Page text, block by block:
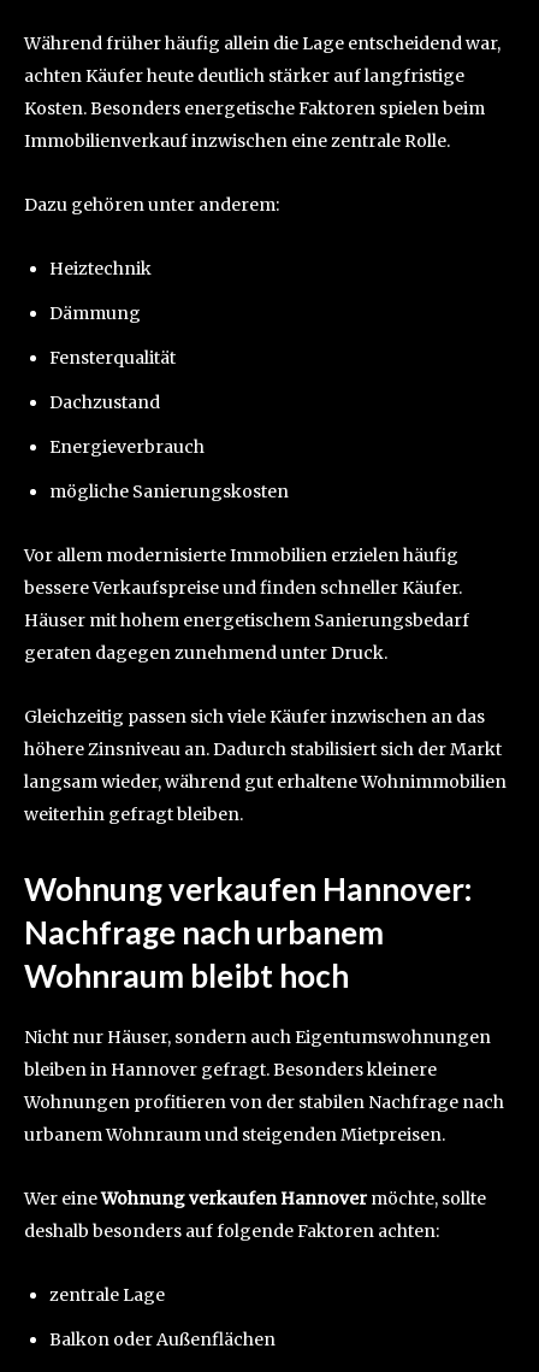
Während früher häufig allein die Lage entscheidend war,
achten Käufer heute deutlich stärker auf langfristige
Kosten. Besonders energetische Faktoren spielen beim
Immobilienverkauf inzwischen eine zentrale Rolle.
Dazu gehören unter anderem:
Heiztechnik
Dämmung
Fensterqualität
Dachzustand
Energieverbrauch
mögliche Sanierungskosten
Vor allem modernisierte Immobilien erzielen häufig
bessere Verkaufspreise und finden schneller Käufer.
Häuser mit hohem energetischem Sanierungsbedarf
geraten dagegen zunehmend unter Druck.
Gleichzeitig passen sich viele Käufer inzwischen an das
höhere Zinsniveau an. Dadurch stabilisiert sich der Markt
langsam wieder, während gut erhaltene Wohnimmobilien
weiterhin gefragt bleiben.
Wohnung verkaufen Hannover:
Nachfrage nach urbanem
Wohnraum bleibt hoch
Nicht nur Häuser, sondern auch Eigentumswohnungen
bleiben in Hannover gefragt. Besonders kleinere
Wohnungen profitieren von der stabilen Nachfrage nach
urbanem Wohnraum und steigenden Mietpreisen.
Wer eineWohnung verkaufen Hannover möchte, sollte
deshalb besonders auf folgende Faktoren achten:
zentrale Lage
Balkon oder Außenflächen